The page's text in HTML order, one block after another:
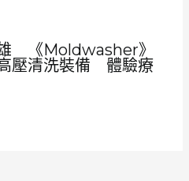
《Moldwasher》
壓清洗裝備 體驗療